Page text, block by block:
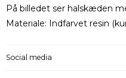
På billedet ser halskæden
Materiale: Indfarvet resin
Social media